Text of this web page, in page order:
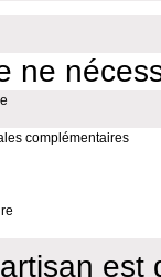
ne
complémentaires